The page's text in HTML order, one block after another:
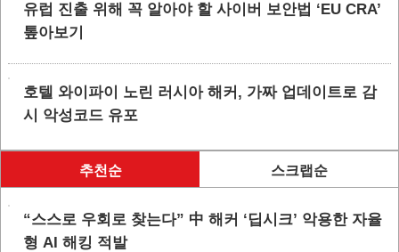
유럽 진출 위해 꼭 알아야 할 사이버 보안법 ‘EU CRA’
톺아보기
호텔 와이파이 노린 러시아 해커, 가짜 업데이트로 감
시 악성코드 유포
추천순 스크랩순
“스스로 우회로 찾는다” 中 해커 ‘딥시크’ 악용한 자율
형 AI 해킹 적발